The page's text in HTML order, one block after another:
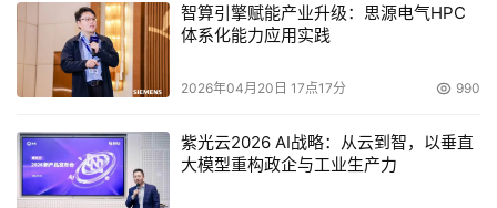
智算引擎赋能产业升级：思源电气HPC
体系化能力应用实践
2026年04月20日 17点17分 990
紫光云2026 AI战略：从云到智，以垂直
大模型重构政企与工业生产力